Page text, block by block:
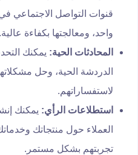
قنوات التواصل الاجتماعي
واحد، ومعالجتها بكفاءة عالية.
المحادثات الحية: يمكنك
الدردشة الحية، وحل
لاستفساراتهم.
استطلاعات الرأي: يمكنك
العملاء حول منتجاتك
تجربتهم بشكل مستمر.